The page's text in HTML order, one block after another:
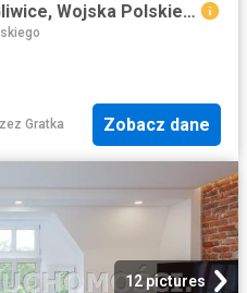
Mieszkanie na wynajem, Gliwice, Wojska Polskiego, Kolejarzy
Gratka Zobacz dane
12 pictures